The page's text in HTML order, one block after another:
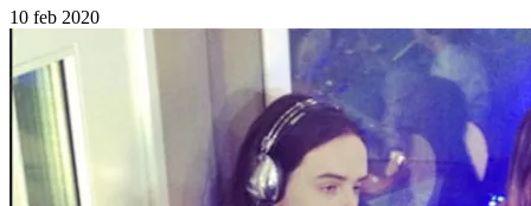
10 feb 2020